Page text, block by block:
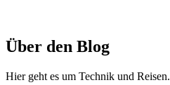
Über den Blog
Hier geht es um Technik und Reisen.